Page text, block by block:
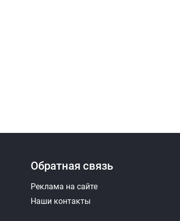
Обратная связь
Реклама на сайте
Наши контакты